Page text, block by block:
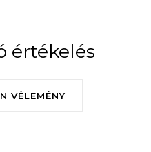
értékelés
VÉLEMÉNY